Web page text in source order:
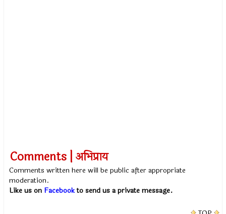
Comments | अभिप्राय
Comments written here will be public after appropriate
moderation.
Like us on Facebookto send us a private message.